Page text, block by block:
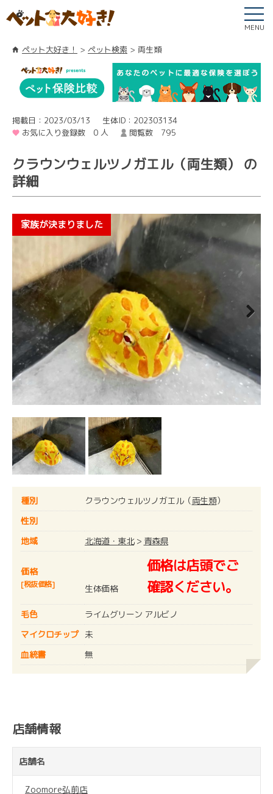
MENU
ペット大好き！ ペット検索 両生類
掲載日：2023/03/13
生体ID：202303134
お気に入り登録数 0 人
閲覧数 795
クラウンウェルツノガエル（両生類） の
詳細
種別 クラウンウェルツノガエル（両生類）
性別
地域
北海道・東北> 青森県
価格
[税抜価格] 生体価格
価格は店頭でご
確認ください。
毛色
ライムグリーン アルビノ
マイクロチップ
未
血統書
無
店舗情報
店舗名
Zoomore弘前店